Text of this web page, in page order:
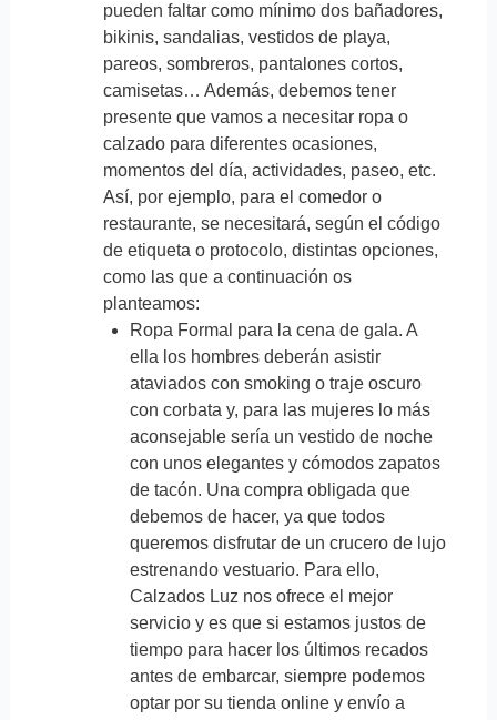
pueden faltar como mínimo dos bañadores,
bikinis, sandalias, vestidos de playa,
pareos, sombreros, pantalones cortos,
camisetas… Además, debemos tener
presente que vamos a necesitar ropa o
calzado para diferentes ocasiones,
momentos del día, actividades, paseo, etc.
Así, por ejemplo, para el comedor o
restaurante, se necesitará, según el código
de etiqueta o protocolo, distintas opciones,
como las que a continuación os
planteamos:
Ropa Formal para la cena de gala. A
ella los hombres deberán asistir
ataviados con smoking o traje oscuro
con corbata y, para las mujeres lo más
aconsejable sería un vestido de noche
con unos elegantes y cómodos zapatos
de tacón. Una compra obligada que
debemos de hacer, ya que todos
queremos disfrutar de un crucero de lujo
estrenando vestuario. Para ello,
Calzados Luz nos ofrece el mejor
servicio y es que si estamos justos de
tiempo para hacer los últimos recados
antes de embarcar, siempre podemos
optar por su tienda online y envío a